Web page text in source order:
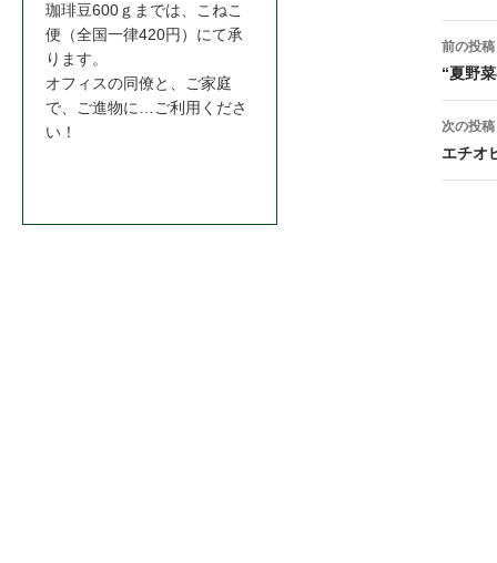
投
稿
ナ
ビ
前の投稿
“夏野
次の投稿
エチオ
珈琲豆600ｇまでは、こねこ
便（全国一律420円）にて承
ります。
オフィスの同僚と、ご家庭
で、ご進物に…ご利用くださ
い！